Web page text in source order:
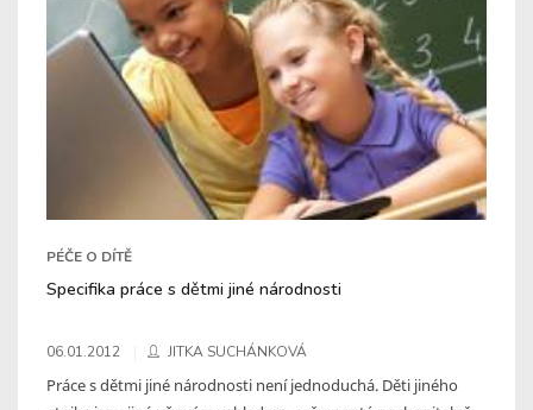
PÉČE O DÍTĚ
Specifika práce s dětmi jiné národnosti
06.01.2012 JITKA SUCHÁNKOVÁ
Práce s dětmi jiné národnosti není jednoduchá. Děti jiného